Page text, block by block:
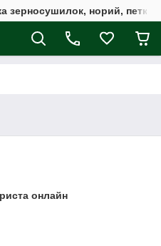
норий,
онлайн